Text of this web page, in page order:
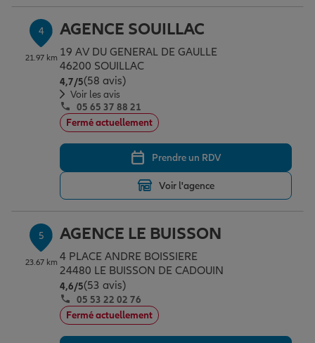
4
21.97 km
AGENCE SOUILLAC
19 AV DU GENERAL DE GAULLE
46200 SOUILLAC
4,7/5Note de 4.7 sur 5
(58 avis)
Voir les avis
05 65 37 88 21
Fermé actuellement
Prendre un RDV
Voir l'agence
5
23.67 km
AGENCE LE BUISSON
4 PLACE ANDRE BOISSIERE
24480 LE BUISSON DE CADOUIN
4,6/5Note de 4.6 sur 5
(53 avis)
05 53 22 02 76
Fermé actuellement